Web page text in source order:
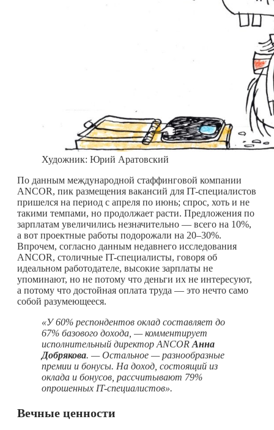
Художник: Юрий Аратовский
По данным международной стаффинговой компании
ANCOR, пик размещения вакансий для IT-специалистов
пришелся на период с апреля по июнь; спрос, хоть и не
такими темпами, но продолжает расти. Предложения по
зарплатам увеличились незначительно — всего на 10%,
а вот проектные работы подорожали на 20–30%.
Впрочем, согласно данным недавнего исследования
ANCOR, столичные IT-специалисты, говоря об
идеальном работодателе, высокие зарплаты не
упоминают, но не потому что деньги их не интересуют,
а потому что достойная оплата труда — это нечто само
собой разумеющееся.
«У 60% респондентов оклад составляет до
67% базового дохода, — комментирует
исполнительный директор ANCOR Анна
Добрякова. — Остальное — разнообразные
премии и бонусы. На доход, состоящий из
оклада и бонусов, рассчитывают 79%
опрошенных IT-специалистов».
Вечные ценности